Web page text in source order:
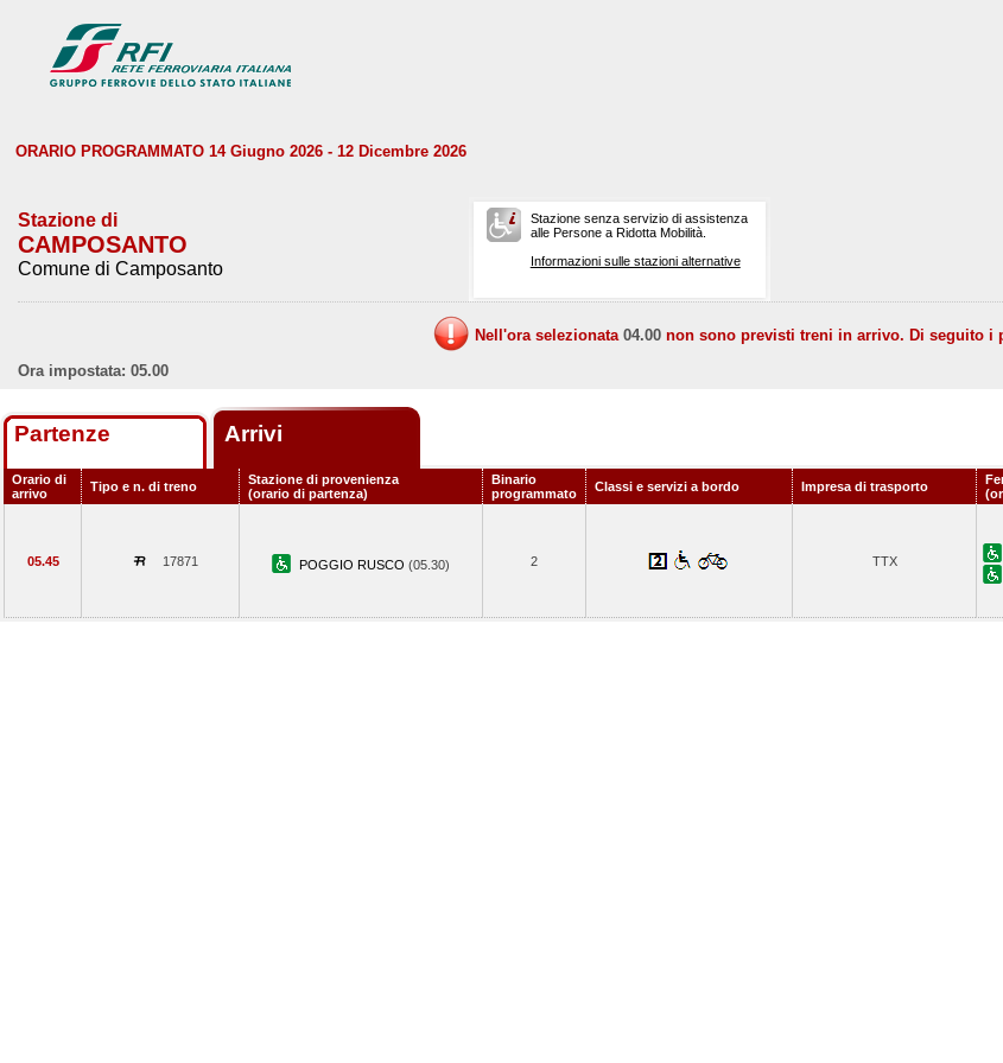
ORARIO PROGRAMMATO 14 Giugno 2026 - 12 Dicembre 2026
Stazione di
CAMPOSANTO
Comune di Camposanto
Stazione senza servizio di assistenza
alle Persone a Ridotta Mobilità.
Informazioni sulle stazioni alternative
Nell'ora selezionata 04.00 non sono previsti treni in arrivo. Di seguito
Ora impostata: 05.00
Partenze Arrivi
Orario di
arrivo
Tipo e n. di treno
Stazione di provenienza
(orario di partenza)
Binario
programmato
Classi e servizi a bordo Impresa di trasporto
05.45 17871 POGGIO RUSCO (05.30) 2 TTX